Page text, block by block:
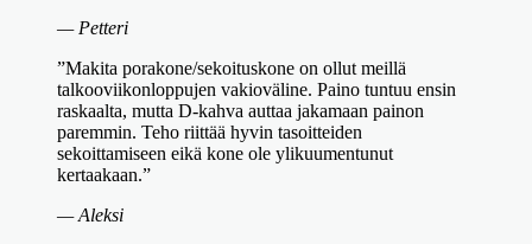
— Petteri
”Makita porakone/sekoituskone on ollut meillä
talkooviikonloppujen vakioväline. Paino tuntuu ensin
raskaalta, mutta D-kahva auttaa jakamaan painon
paremmin. Teho riittää hyvin tasoitteiden
sekoittamiseen eikä kone ole ylikuumentunut
kertaakaan.”
— Aleksi